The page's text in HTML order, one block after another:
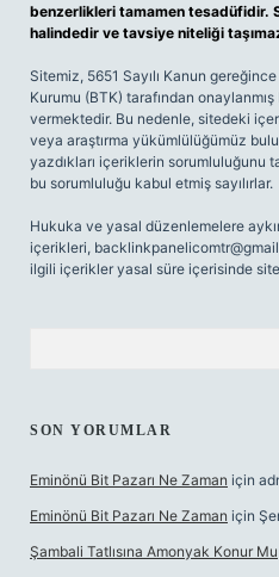
benzerlikleri tamamen tesadüfidir.
halindedir ve tavsiye niteliği
Sitemiz, 5651 Sayılı Kanun
Kurumu (BTK) tarafından
vermektedir. Bu nedenle, sitedeki
veya araştırma yükümlülüğümüz
yazdıkları içeriklerin sorumluluğunu
bu sorumluluğu kabul etmiş sayılırlar.
Hukuka ve yasal düzenlemelere
içerikleri,
ilgili içerikler yasal süre içerisinde
SON YORUMLAR
Eminönü Bit Pazarı Ne Zaman için
Eminönü Bit Pazarı Ne Zaman için
Şambali Tatlısına Amonyak Konur Mu